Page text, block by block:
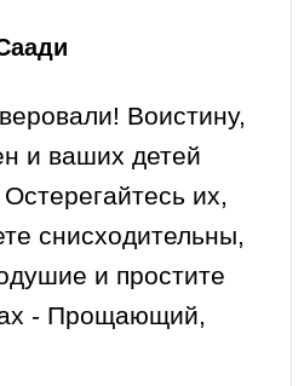
Воистину,
и ваших детей
их,
снисходительны,
и простите
- Прощающий,